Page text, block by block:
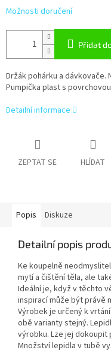
Možnosti doručení
Přidat
Držák pohárku a dávkovače.
Pumpička plast s
Detailní informace
ZEPTAT SE HLÍDAT
Popis Diskuze
Detailní popis
Ke koupelně
mytí a čištění těla, ale
Ideální je, když v těchto
inspirací může být právě
Výrobek je určený k
obě varianty stejný.
výrobku. Lze jej dokoupit
Množství lepidla v tubě